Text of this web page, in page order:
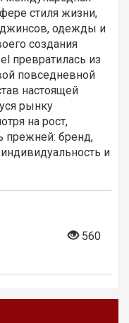
стиля жизни,
одежды и
создания
превратилась из
повседневной
настоящей
рынку
на рост,
прежней: бренд,
и
560